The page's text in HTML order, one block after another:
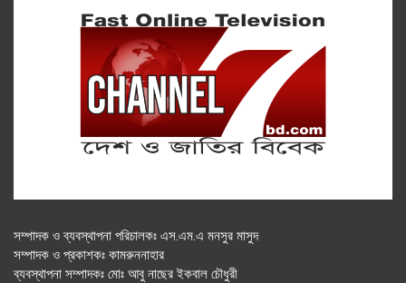
সম্পাদক ও ব্যবস্থাপনা পরিচালকঃ এস.এম.এ মনসুর মাসুদ
সম্পাদক ও প্রকাশকঃ কামরুননাহার
ব্যবস্থাপনা সম্পাদকঃ মোঃ আবু নাছের ইকবাল চৌধুরী